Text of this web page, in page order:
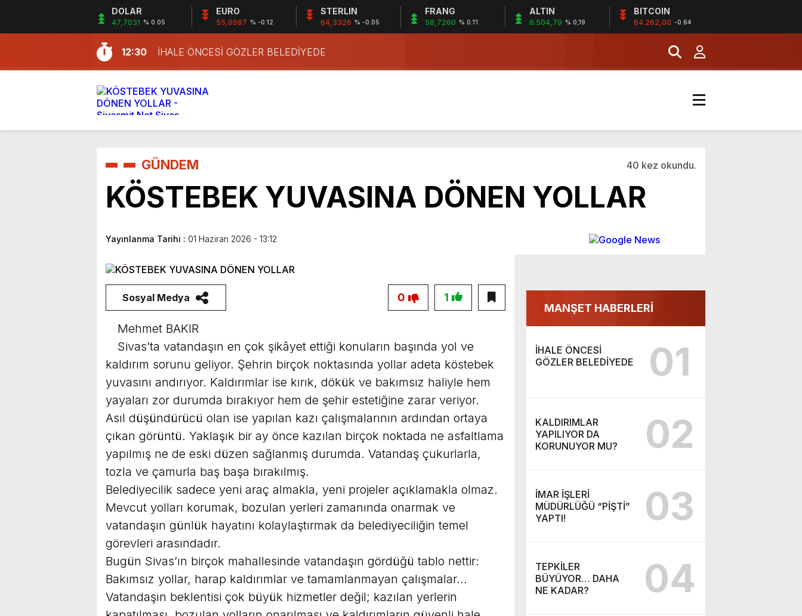
DOLAR
47,7031 % 0.05
EURO
55,0597 % -0.12
STERLIN
64,3326 % -0.05
FRANG
58,7260 % 0.11
ALTIN
6.504,79 % 0,19
BITCOIN
64.262,00 -0.64
12:30 İHALE ÖNCESİ GÖZLER BELEDİYEDE 11:50 KALDIRIMLAR
GÜNDEM 40 kez okundu.
KÖSTEBEK YUVASINA DÖNEN YOLLAR
Yayınlanma Tarihi : 01 Haziran 2026 - 13:12
MANŞET HABERLERİ
İHALE ÖNCESİ
GÖZLER BELEDİYEDE
01
KALDIRIMLAR
YAPILIYOR DA
KORUNUYOR MU?
02
İMAR İŞLERİ
MÜDÜRLÜĞÜ “PİŞTİ”
YAPTI!
03
TEPKİLER
BÜYÜYOR… DAHA
NE KADAR?
04
Sosyal Medya 1
0
Mehmet BAKIR
Sivas’ta vatandaşın en çok şikâyet ettiği konuların başında yol ve
kaldırım sorunu geliyor. Şehrin birçok noktasında yollar adeta köstebek
yuvasını andırıyor. Kaldırımlar ise kırık, dökük ve bakımsız haliyle hem
yayaları zor durumda bırakıyor hem de şehir estetiğine zarar veriyor.
Asıl düşündürücü olan ise yapılan kazı çalışmalarının ardından ortaya
çıkan görüntü. Yaklaşık bir ay önce kazılan birçok noktada ne asfaltlama
yapılmış ne de eski düzen sağlanmış durumda. Vatandaş çukurlarla,
tozla ve çamurla baş başa bırakılmış.
Belediyecilik sadece yeni araç almakla, yeni projeler açıklamakla olmaz.
Mevcut yolları korumak, bozulan yerleri zamanında onarmak ve
vatandaşın günlük hayatını kolaylaştırmak da belediyeciliğin temel
görevleri arasındadır.
Bugün Sivas’ın birçok mahallesinde vatandaşın gördüğü tablo nettir:
Bakımsız yollar, harap kaldırımlar ve tamamlanmayan çalışmalar…
Vatandaşın beklentisi çok büyük hizmetler değil; kazılan yerlerin